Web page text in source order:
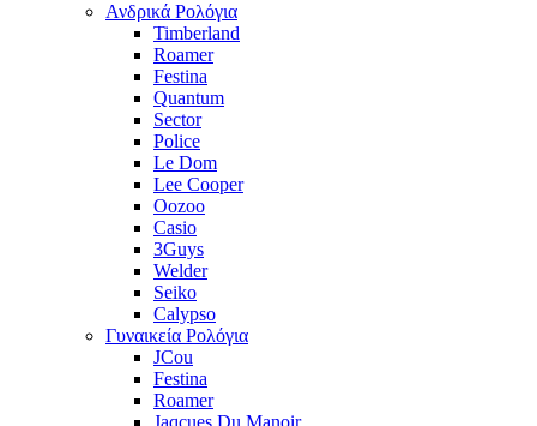
Ανδρικά Ρολόγια
Timberland
Roamer
Festina
Quantum
Sector
Police
Le Dom
Lee Cooper
Oozoo
Casio
3Guys
Welder
Seiko
Calypso
Γυναικεία Ρολόγια
JCou
Festina
Roamer
Jaqcues Du Manoir